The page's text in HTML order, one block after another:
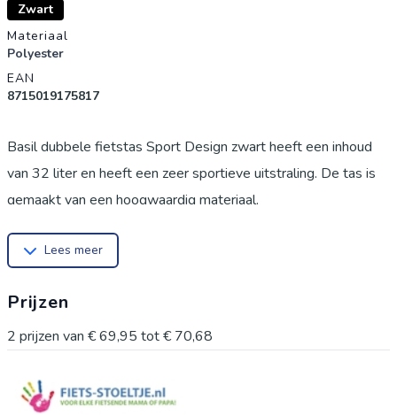
Zwart
Materiaal
Polyester
EAN
8715019175817
Basil dubbele fietstas Sport Design zwart heeft een inhoud
van 32 liter en heeft een zeer sportieve uitstraling. De tas is
gemaakt van een hoogwaardig materiaal.
Lees meer
Prijzen
2 prijzen van € 69,95 tot€ 70,68